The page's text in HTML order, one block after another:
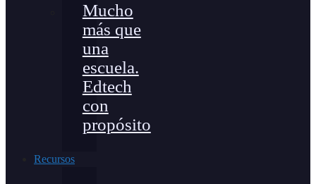
Mucho
más que
una
escuela.
Edtech
con
propósito
Recursos